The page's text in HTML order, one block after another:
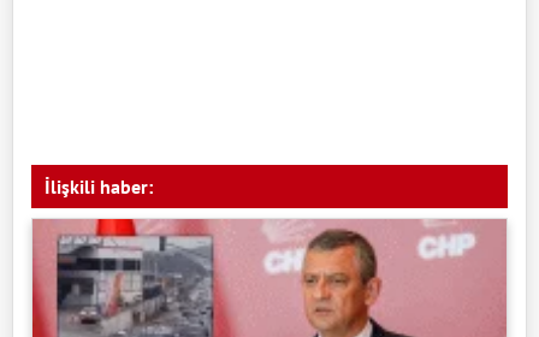
İlişkili haber: